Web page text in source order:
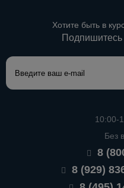
Хотите быть в
10:00-
Без
8
8 (929)